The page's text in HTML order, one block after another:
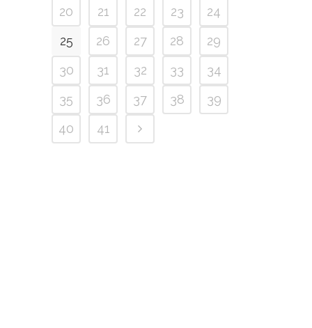
20
21 22 23
24
25
26 27 28
29
30
31 32 33
34
35
36 37 38
39
40
41